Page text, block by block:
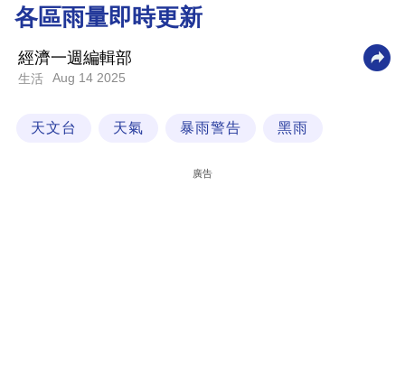
商
業
科
各區雨量即時更新
經濟一週編輯部
生活 Aug 14 2025
天文台 天氣 暴雨警告 黑雨
廣告